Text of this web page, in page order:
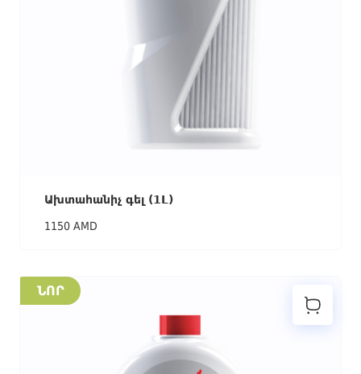
Ախտահանիչ գել (1L)
1150 AMD
ՆՈՐ